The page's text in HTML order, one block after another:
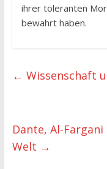
ihrer toleranten
bewahrt haben.
← Wissenschaft
Dante, Al-
Welt →